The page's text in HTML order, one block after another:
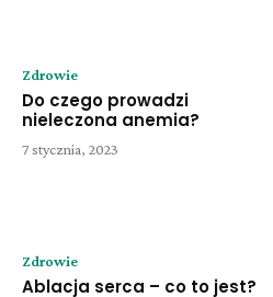
Zdrowie
Do czego prowadzi
nieleczona anemia?
7 stycznia, 2023
Zdrowie
Ablacja serca – co to jest?